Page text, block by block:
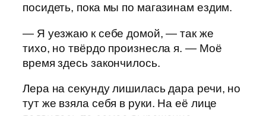
посидеть, пока мы по магазинам ездим.
— Я уезжаю к себе домой, — так же
тихо, но твёрдо произнесла я. — Моё
время здесь закончилось.
Лера на секунду лишилась дара речи, но
тут же взяла себя в руки. На её лице